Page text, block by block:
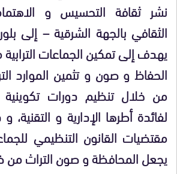
نشر ثقافة التحسيس و
الثقافي بالجهة الشرقية – إلى
يهدف إلى تمكين الجماعات
الحفاظ و صون و تثمين الموارد
من خلال تنظيم دورات تكوينية
لفائدة أطرها الإدارية و
مقتضيات القانون التنظيمي
يجعل المحافظة و صون التراث من